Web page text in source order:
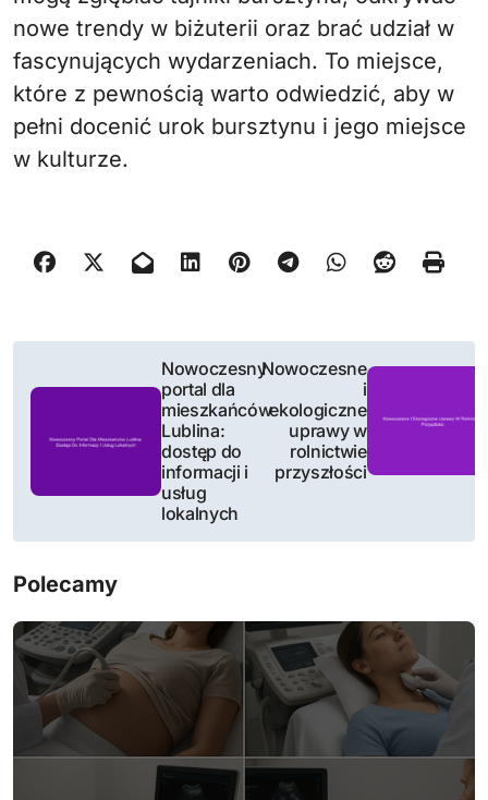
nowe trendy w biżuterii oraz brać udział w
fascynujących wydarzeniach. To miejsce,
które z pewnością warto odwiedzić, aby w
pełni docenić urok bursztynu i jego miejsce
w kulturze.
g
a
c
w
Nowoczesny
portal dla
mieszkańców
Lublina:
dostęp do
informacji i
usług
lokalnych
Nowoczesne
i
ekologiczne
uprawy w
rolnictwie
przyszłości
Polecamy